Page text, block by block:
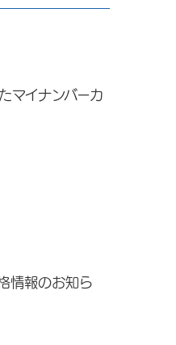
マイナンバーカ
情報のお知ら